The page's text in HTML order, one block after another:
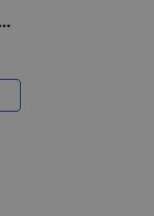
Alfabēta kartītes